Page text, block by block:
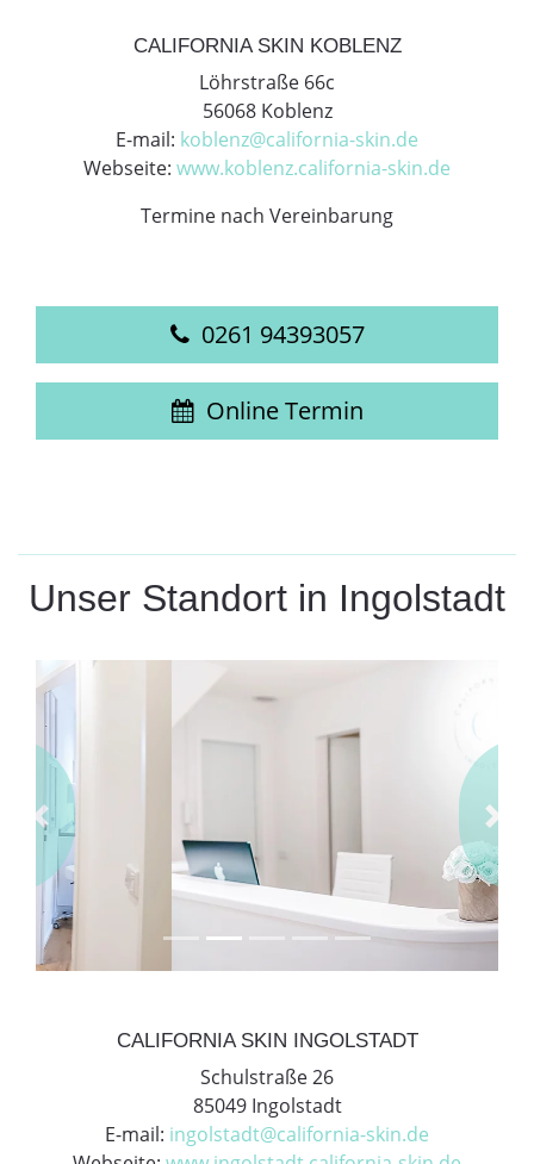
CALIFORNIA SKIN KOBLENZ
Löhrstraße 66c
56068 Koblenz
E-mail: koblenz@california-skin.de
Webseite: www.koblenz.california-skin.de
Termine nach Vereinbarung
0261 94393057
Online Termin
Unser Standort in Ingolstadt
Previous Next
CALIFORNIA SKIN INGOLSTADT
Schulstraße 26
85049 Ingolstadt
E-mail: ingolstadt@california-skin.de